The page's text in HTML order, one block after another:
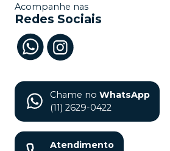
Acompanhe nas
Redes Sociais
Chame no WhatsApp
(11) 2629-0422
Atendimento